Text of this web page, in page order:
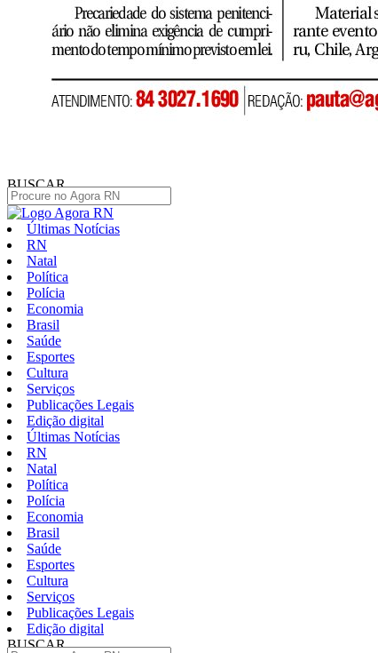
BUSCAR
Últimas Notícias
RN
Natal
Política
Polícia
Economia
Brasil
Saúde
Esportes
Cultura
Serviços
Publicações Legais
Edição digital
Últimas Notícias
RN
Natal
Política
Polícia
Economia
Brasil
Saúde
Esportes
Cultura
Serviços
Publicações Legais
Edição digital
BUSCAR